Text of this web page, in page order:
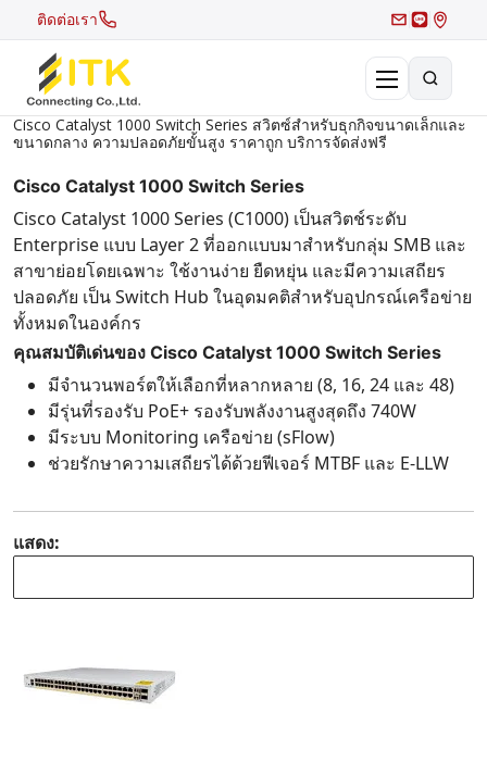
ติดต่อเรา
Search
Recent Search
Hot Search
Cisco Catalyst 1000 Switch Series สวิตซ์สำหรับธุกกิจขนาดเล็กและ
ขนาดกลาง ความปลอดภัยขั้นสูง ราคาถูก บริการจัดส่งฟรี
Cisco Catalyst 1000 Switch Series
Cisco Catalyst 1000 Series (C1000) เป็นสวิตช์ระดับ
Enterprise แบบ Layer 2 ที่ออกแบบมาสำหรับกลุ่ม SMB และ
สาขาย่อยโดยเฉพาะ ใช้งานง่าย ยืดหยุ่น และมีความเสถียร
ปลอดภัย เป็น Switch Hub ในอุดมคติสำหรับอุปกรณ์เครือข่าย
ทั้งหมดในองค์กร
คุณสมบัติเด่นของ Cisco Catalyst 1000 Switch Series
มีจำนวนพอร์ตให้เลือกที่หลากหลาย (8, 16, 24 และ 48)
มีรุ่นที่รองรับ PoE+ รองรับพลังงานสูงสุดถึง 740W
มีระบบ Monitoring เครือข่าย (sFlow)
ช่วยรักษาความเสถียรได้ด้วยฟีเจอร์ MTBF และ E-LLW
แสดง: